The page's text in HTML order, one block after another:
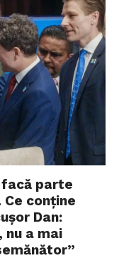
facă parte
Ce conține
Dan:
nu a mai